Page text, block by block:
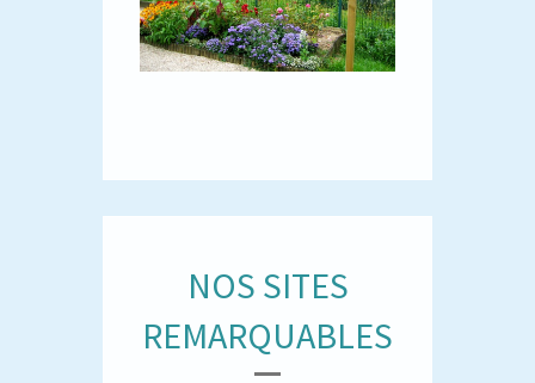
NOS SITES
REMARQUABLES